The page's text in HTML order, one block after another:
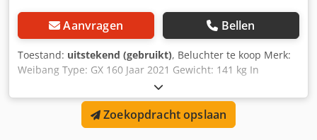
Aanvragen Bellen
Toestand: uitstekend (gebruikt), Beluchter te koop Merk:
Weibang Type: GX 160 Jaar 2021 Gewicht: 141 kg In
perfecte staat Dsdpfx Asvftl Sehqswa Netto prijs
Zoekopdracht opslaan